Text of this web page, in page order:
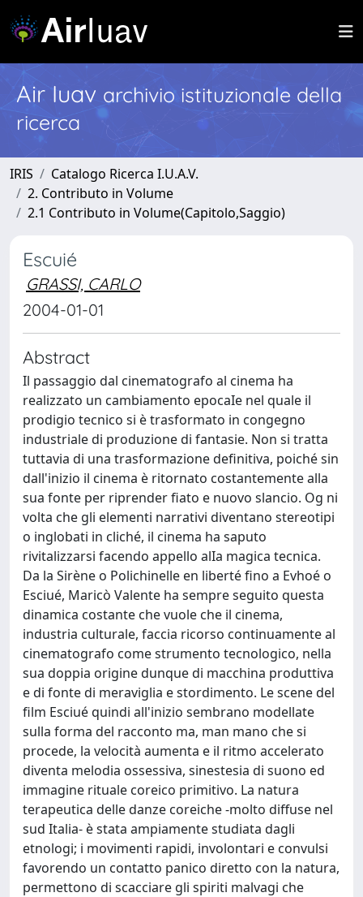
Air Iuav archivio istituzionale della
ricerca
IRIS
Catalogo Ricerca I.U.A.V.
2. Contributo in Volume
2.1 Contributo in Volume(Capitolo,Saggio)
Escuié
GRASSI, CARLO
2004-01-01
Abstract
Il passaggio dal cinematografo al cinema ha
realizzato un cambiamento epocaIe nel quale il
prodigio tecnico si è trasformato in congegno
industriale di produzione di fantasie. Non si tratta
tuttavia di una trasformazione definitiva, poiché sin
dall'inizio il cinema è ritornato costantemente alla
sua fonte per riprender fiato e nuovo slancio. Og ni
volta che gli elementi narrativi diventano stereotipi
o inglobati in cliché, il cinema ha saputo
rivitalizzarsi facendo appello alIa magica tecnica.
Da la Sirène o Polichinelle en liberté fino a Evhoé o
Esciué, Maricò Valente ha sempre seguito questa
dinamica costante che vuole che il cinema,
industria culturale, faccia ricorso continuamente al
cinematografo come strumento tecnologico, nella
sua doppia origine dunque di macchina produttiva
e di fonte di meraviglia e stordimento. Le scene del
film Esciué quindi all'inizio sembrano modellate
sulla forma del racconto ma, man mano che si
procede, la velocità aumenta e il ritmo accelerato
diventa melodia ossessiva, sinestesia di suono ed
immagine rituale coreico primitivo. La natura
terapeutica delle danze coreiche -molto diffuse nel
sud Italia- è stata ampiamente studiata dagli
etnologi; i movimenti rapidi, involontari e convulsi
favorendo un contatto panico diretto con la natura,
permettono di scacciare gli spiriti malvagi che